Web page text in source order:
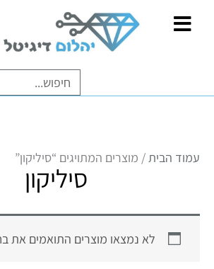
לתוכן
חיפוש
עמוד הבית/ מוצרים המתויגים “סיליקון”
סיליקון
לא נמצאו מוצרים התואמים את